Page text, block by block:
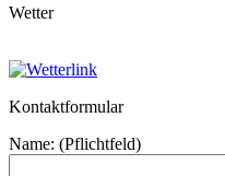
Wetter
Kontaktformular
Name: (Pflichtfeld)